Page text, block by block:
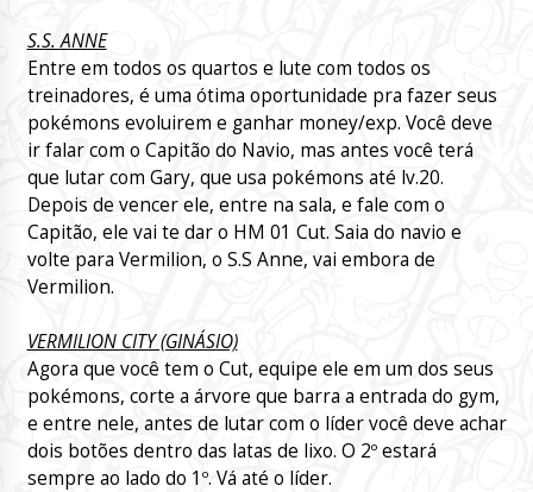
S.S. ANNE
Entre em todos os quartos e lute com todos os
treinadores, é uma ótima oportunidade pra fazer seus
pokémons evoluirem e ganhar money/exp. Você deve
ir falar com o Capitão do Navio, mas antes você terá
que lutar com Gary, que usa pokémons até lv.20.
Depois de vencer ele, entre na sala, e fale com o
Capitão, ele vai te dar o HM 01 Cut. Saia do navio e
volte para Vermilion, o S.S Anne, vai embora de
Vermilion.
VERMILION CITY (GINÁSIO)
Agora que você tem o Cut, equipe ele em um dos seus
pokémons, corte a árvore que barra a entrada do gym,
e entre nele, antes de lutar com o líder você deve achar
dois botões dentro das latas de lixo. O 2º estará
sempre ao lado do 1º. Vá até o líder.